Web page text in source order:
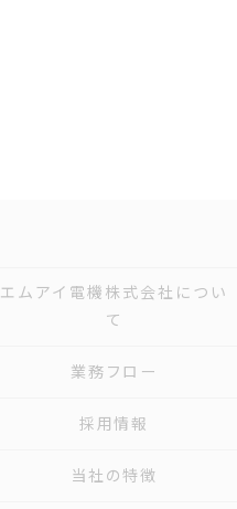
エムアイ電機株式会社につい
て
業務フロー
採用情報
当社の特徴